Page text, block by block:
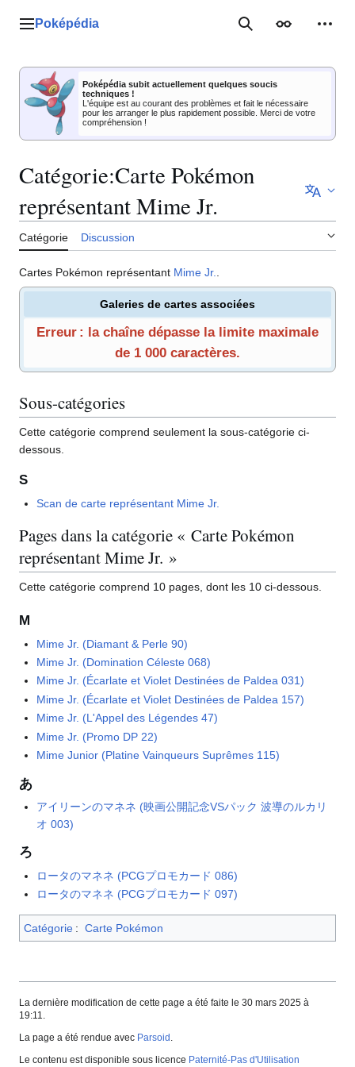
Menu principal
Poképédia RechercherApparence
Poképédia subit actuellement quelques soucis
techniques !
L'équipe est au courant des problèmes et fait le nécessaire
pour les arranger le plus rapidement possible. Merci de votre
compréhension !
Catégorie:Carte Pokémon
représentant Mime Jr.
Catégorie Discussion
Cartes Pokémon représentant Mime Jr.
Galeries de cartes associées
Erreur : la chaîne dépasse la limite maximale
de 1 000 caractères.
Sous-catégories
Cette catégorie comprend seulement la sous-catégorie ci-
dessous.
S
Scan de carte représentant Mime Jr.
Pages dans la catégorie « Carte Pokémon
représentant Mime Jr. »
Cette catégorie comprend 10 pages, dont les 10 ci-dessous.
M
Mime Jr. (Diamant & Perle 90)
Mime Jr. (Domination Céleste 068)
Mime Jr. (Écarlate et Violet Destinées de Paldea 031)
Mime Jr. (Écarlate et Violet Destinées de Paldea 157)
Mime Jr. (L'Appel des Légendes 47)
Mime Jr. (Promo DP 22)
Mime Junior (Platine Vainqueurs Suprêmes 115)
あ
アイリーンのマネネ (映画公開記念VSパック 波導のルカリ
オ 003)
ろ
ロータのマネネ (PCGプロモカード 086)
ロータのマネネ (PCGプロモカード 097)
Catégorie : Carte Pokémon
La dernière modification de cette page a été faite le 30 mars 2025 à
19:11.
La page a été rendue avec Parsoid .
Le contenu est disponible sous licence Paternité-Pas d'Utilisation